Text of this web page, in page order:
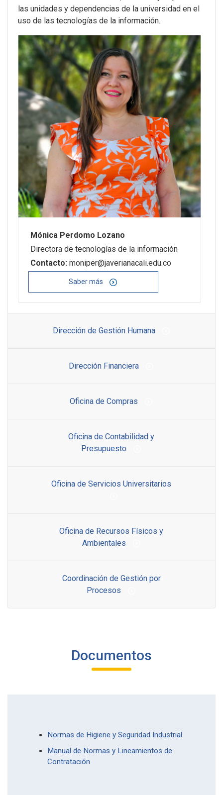
las unidades y dependencias de la universidad en el
uso de las tecnologías de la información.
Mónica Perdomo Lozano
Directora de tecnologías de la información
Contacto: moniper@javerianacali.edu.co
Saber más
Dirección de Gestión Humana
Dirección Financiera
Oficina de Compras
Oficina de Contabilidad y
Presupuesto
Oficina de Servicios Universitarios
Oficina de Recursos Físicos y
Ambientales
Coordinación de Gestión por
Procesos
Documentos
Normas de Higiene y Seguridad Industrial
Manual de Normas y Lineamientos de
Contratación